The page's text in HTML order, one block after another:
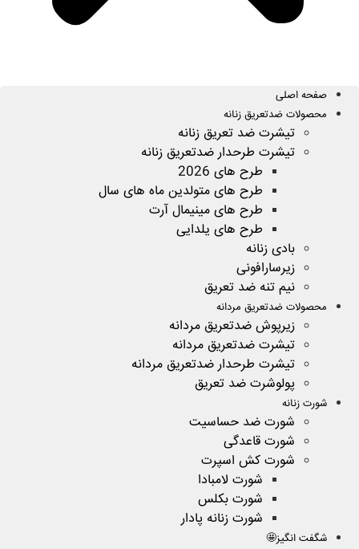
صفحه اصلی
محصولات ضدتعریق زنانه
تیشرت ضد تعریق زنانه
تیشرت طرحدار ضدتعریق زنانه
طرح های 2026
طرح های متولدین ماه های سال
طرح های مینیمال آرت
طرح های یلدایی
بادی زنانه
زیرسارافونی
نیم تنه ضد تعریق
محصولات ضدتعریق مردانه
زیرپوش ضدتعریق مردانه
تیشرت ضدتعریق مردانه
تیشرت طرحدار ضدتعریق مردانه
پولوشرت ضد تعریق
شورت زنانه
شورت ضد حساسیت
شورت قاعدگی
شورت کش اسپرت
شورت لامبادا
شورت بکلس
شورت زنانه پادار
شگفت انگیز🤩